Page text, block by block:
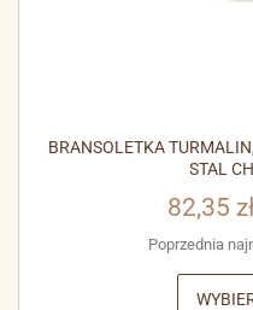
BRANSOLETKA
STAL
82,35
Poprzednia